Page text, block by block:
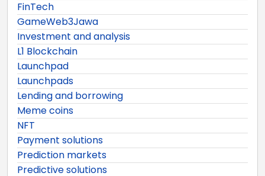
FinTech
GameWeb3Jawa
Investment and analysis
L1 Blockchain
Launchpad
Launchpads
Lending and borrowing
Meme coins
NFT
Payment solutions
Prediction markets
Predictive solutions